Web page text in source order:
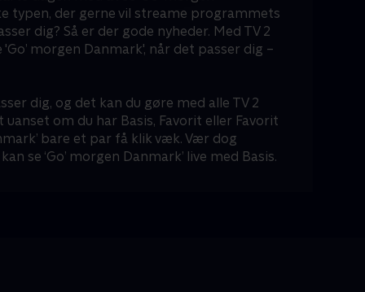
typen, der gerne vil streame programmets
dig? Så er der gode nyheder. Med TV 2
morgen Danmark', når det passer dig –
dig, og det kan du gøre med alle TV 2
uanset om du har Basis, Favorit eller Favorit
bare et par få klik væk. Vær dog
se ‘Go’ morgen Danmark’ live med Basis.